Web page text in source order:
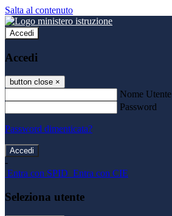
Salta al contenuto
Accedi
Accedi
button close ×
Nome Utente
Password
Password dimenticata?
-
Entra con SPID Entra con CIE
Seleziona utente